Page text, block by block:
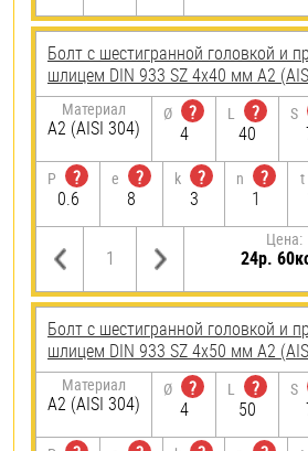
Болт с шестигранной головкой и
шлицем DIN 933 SZ 4х40 мм А2
Материал
А2 (AISI 304)
Ø
?
4
L
?
40
S
P
?
0.6
e
?
8
k
?
3
n
?
1
t
Цена:
24р.
Болт с шестигранной головкой и
шлицем DIN 933 SZ 4х50 мм А2
Материал
А2 (AISI 304)
Ø
?
4
L
?
50
S